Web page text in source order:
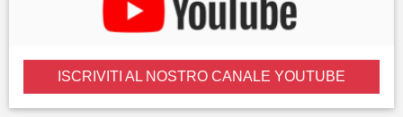
ISCRIVITI AL NOSTRO CANALE YOUTUBE